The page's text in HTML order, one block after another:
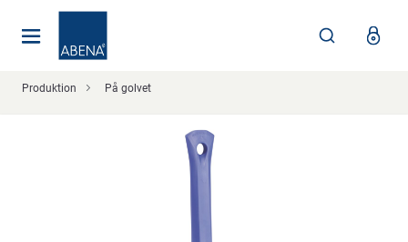
Produktion På golvet